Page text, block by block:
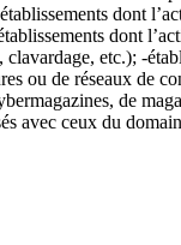
dont
dont
etc.); -
ou de réseaux de
de
avec ceux du